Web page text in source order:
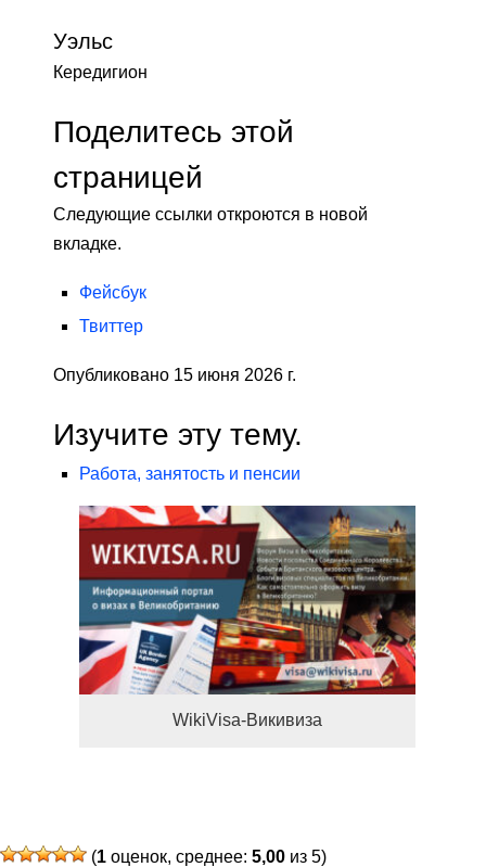
Уэльс
Кередигион
Поделитесь этой
страницей
Следующие ссылки откроются в новой
вкладке.
Фейсбук
Твиттер
Опубликовано 15 июня 2026 г.
Изучите эту тему.
Работа, занятость и пенсии
WikiVisa-Викивиза
(1 оценок, среднее: 5,00 из 5)